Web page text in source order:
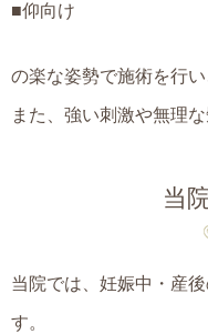
■仰向け
の楽な姿勢で施術を行
また、強い刺激や無理
当
当院では、妊娠中・産
す。